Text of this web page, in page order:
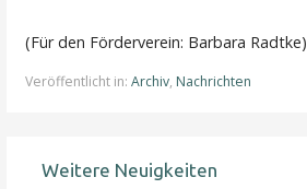
(Für den Förderverein: Barbara Radtke)
Veröffentlicht in:Archiv, Nachrichten
Weitere Neuigkeiten